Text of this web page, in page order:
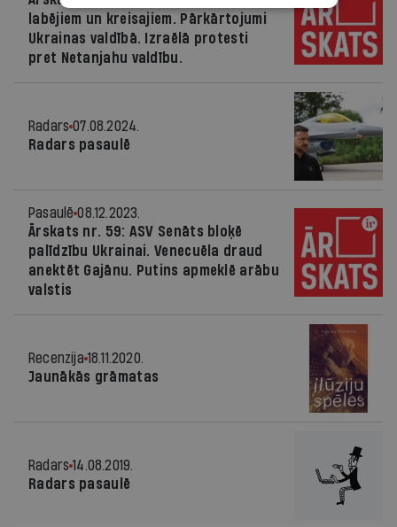
labējiem un kreisajiem. Pārkārtojumi
Ukrainas valdībā. Izraēlā protesti
pret Netanjahu valdību.
Radars 07.08.2024.
Radars pasaulē
Pasaulē 08.12.2023.
Ārskats nr. 59: ASV Senāts bloķē
palīdzību Ukrainai. Venecuēla draud
anektēt Gajānu. Putins apmeklē arābu
valstis
Recenzija 18.11.2020.
Jaunākās grāmatas
Radars 14.08.2019.
Radars pasaulē